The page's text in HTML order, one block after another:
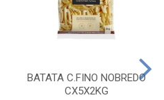
BATATA C.FINO NOBREDO
CX5X2KG